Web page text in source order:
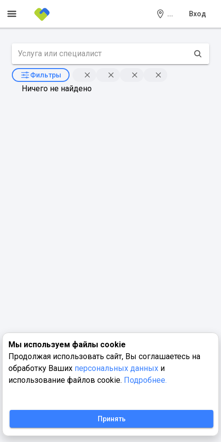
... Вход
Фильтры
Ничего не найдено
Мы используем файлы cookie
Продолжая использовать сайт, Вы соглашаетесь на
обработку Ваших персональных данных и
использование файлов cookie. Подробнее.
Принять